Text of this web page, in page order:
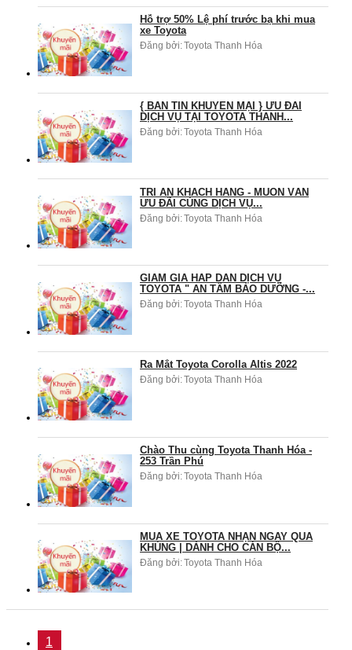
Hỗ trợ 50% Lệ phí trước bạ khi mua
xe Toyota
Đăng bởi:Toyota Thanh Hóa
{ BẢN TIN KHUYẾN MẠI } ƯU ĐÃI
DỊCH VỤ TẠI TOYOTA THANH...
Đăng bởi:Toyota Thanh Hóa
TRI ÂN KHÁCH HÀNG - MUÔN VÀN
ƯU ĐÃI CÙNG DỊCH VỤ...
Đăng bởi:Toyota Thanh Hóa
GIẢM GIÁ HẤP DẪN DỊCH VỤ
TOYOTA " AN TÂM BẢO DƯỠNG -...
Đăng bởi:Toyota Thanh Hóa
Ra Mắt Toyota Corolla Altis 2022
Đăng bởi:Toyota Thanh Hóa
Chào Thu cùng Toyota Thanh Hóa -
253 Trần Phú
Đăng bởi:Toyota Thanh Hóa
MUA XE TOYOTA NHẬN NGAY QUÀ
KHỦNG | DÀNH CHO CÁN BỘ...
Đăng bởi:Toyota Thanh Hóa
1